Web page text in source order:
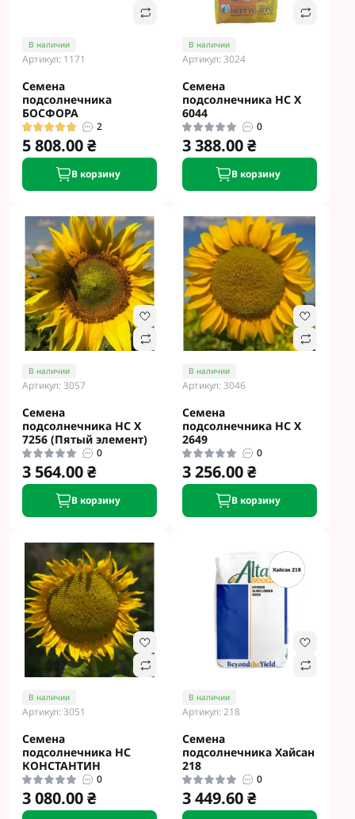
В наличии
Артикул: 1171
Семена
подсолнечника
БОСФОРА
2
5 808.00 ₴
В корзину
В наличии
Артикул: 3024
Семена
подсолнечника НС Х
6044
0
3 388.00 ₴
В корзину
В наличии
Артикул: 3057
Семена
подсолнечника НС Х
7256 (Пятый элемент)
0
3 564.00 ₴
В корзину
В наличии
Артикул: 3046
Семена
подсолнечника НС Х
2649
0
3 256.00 ₴
В корзину
В наличии
Артикул: 3051
Семена
подсолнечника НС
КОНСТАНТИН
0
3 080.00 ₴
В наличии
Артикул: 218
Семена
подсолнечника Хайсан
218
0
3 449.60 ₴